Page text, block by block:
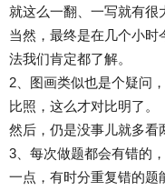
就这么一翻、一写就有很
当然，最终是在几个小
法我们肯定都了解。
2、图画类似也是个疑问
比照，这么才对比明了。
然后，仍是没事儿就多看
3、每次做题都会有错的
一点，有时分重复错的题